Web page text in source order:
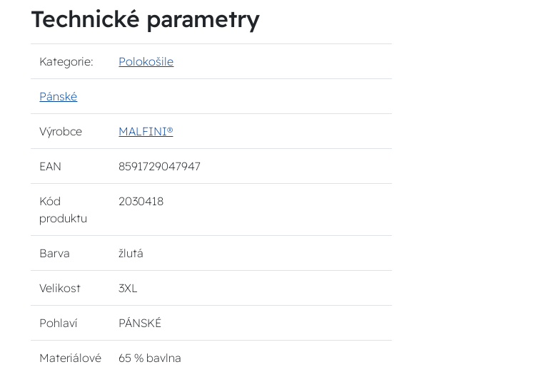
Technické parametry
Kategorie: Polokošile
Pánské
Výrobce MALFINI®
EAN 8591729047947
Kód
produktu
2030418
Barva žlutá
Velikost 3XL
Pohlaví PÁNSKÉ
Materiálové
65 % bavlna